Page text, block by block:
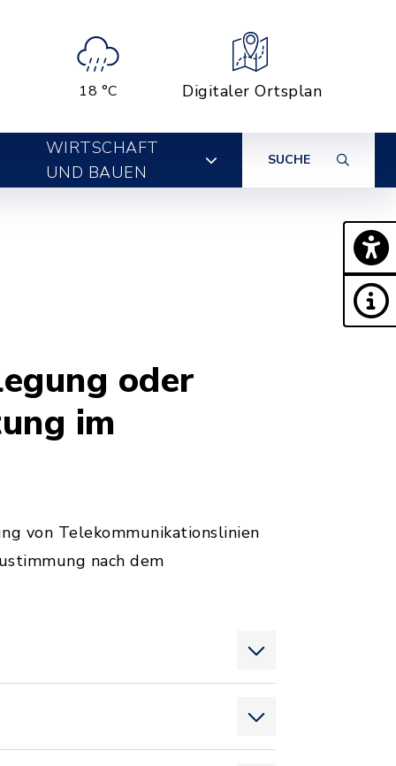
18 °C Digitaler Ortsplan
WIRTSCHAFT
UND BAUEN
SUCHE
oder
im
von Telekommunikationslinien
nach dem